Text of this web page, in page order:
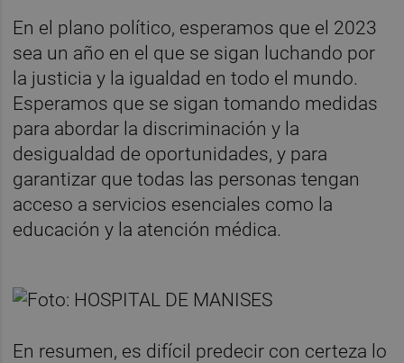
En el plano político, esperamos que el 2023
sea un año en el que se sigan luchando por
la justicia y la igualdad en todo el mundo.
Esperamos que se sigan tomando medidas
para abordar la discriminación y la
desigualdad de oportunidades, y para
garantizar que todas las personas tengan
acceso a servicios esenciales como la
educación y la atención médica.
En resumen, es difícil predecir con certeza lo